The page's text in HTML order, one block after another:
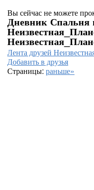
Вы сейчас не можете
Дневник Спальня
Лента друзей
Добавить в друзья
Страницы: раньше»